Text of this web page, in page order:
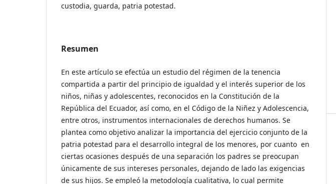
custodia, guarda, patria potestad.
Resumen
En este artículo se efectúa un estudio del régimen de la tenencia
compartida a partir del principio de igualdad y el interés superior de los
niños, niñas y adolescentes, reconocidos en la Constitución de la
República del Ecuador, así como, en el Código de la Niñez y Adolescencia,
entre otros, instrumentos internacionales de derechos humanos. Se
plantea como objetivo analizar la importancia del ejercicio conjunto de la
patria potestad para el desarrollo integral de los menores, por cuanto en
ciertas ocasiones después de una separación los padres se preocupan
únicamente de sus intereses personales, dejando de lado las exigencias
de sus hijos. Se empleó la metodología cualitativa, lo cual permite